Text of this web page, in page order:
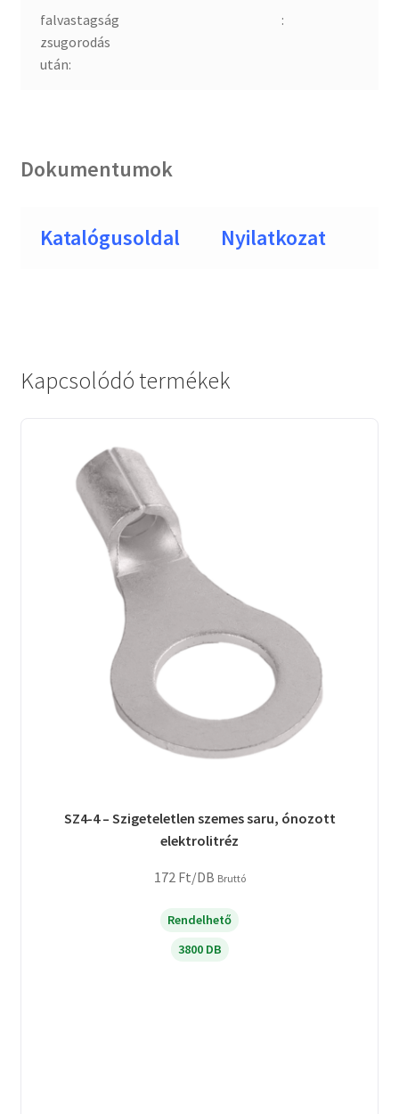
falvastagság
zsugorodás
után:
:
Dokumentumok
Katalógusoldal Nyilatkozat
Kapcsolódó termékek
SZ4-4 – Szigeteletlen szemes saru, ónozott
elektrolitréz
172 Ft/DB Bruttó
Rendelhető
3800 DB